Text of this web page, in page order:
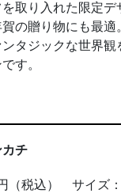
取り入れた限定デ
の贈り物にも最適
タジックな世界観
す。
カチ
（税込） サイズ